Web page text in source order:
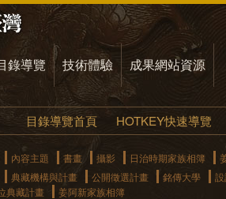
錄導覽 技術體驗 成果網站資源
目錄導覽首頁 HOTKEY快速導覽
內容主題 書畫 攝影 日治時期家族相簿
典藏機構與計畫 公開徵選計畫 銘傳大學
典藏計畫
姜阿新家族相簿